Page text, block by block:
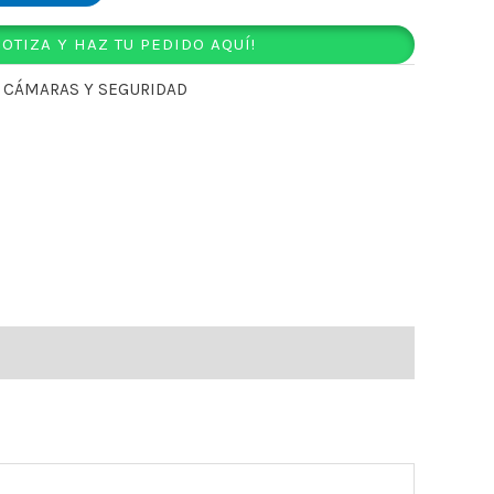
Y HAZ TU PEDIDO AQUÍ!
CÁMARAS Y SEGURIDAD